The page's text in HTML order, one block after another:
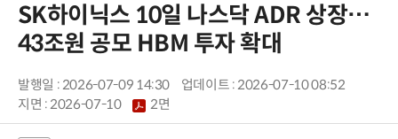
SK하이닉스 10일 나스닥 ADR 상장…
43조원 공모 HBM 투자 확대
발행일 : 2026-07-09 14:30
업데이트 : 2026-07-10 08:52
지면 :2026-07-10 2면